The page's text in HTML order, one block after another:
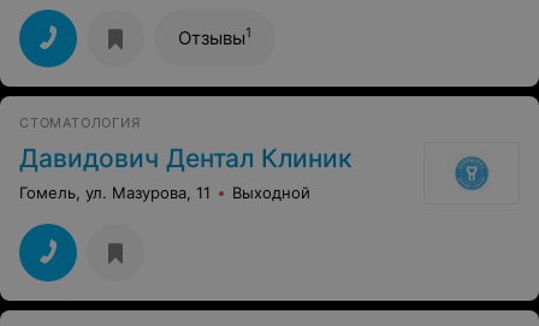
не умеют, как они работают с детками огромный
вопрос. Никакого подхода к деткам.
Отзывы1
СТОМАТОЛОГИЯ
Давидович Дентал Клиник
Гомель, ул. Мазурова, 11 Выходной